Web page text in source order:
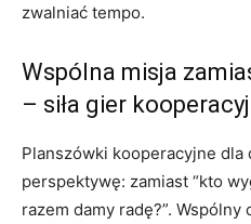
zwalniać tempo.
Wspólna misja
– siła gier
Planszówki kooperacyjne dla
perspektywę: zamiast “kto
razem damy radę?”.